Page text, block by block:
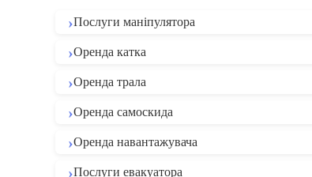
Послуги маніпулятора
Оренда катка
Оренда трала
Оренда самоскида
Оренда навантажувача
Послуги евакуатора